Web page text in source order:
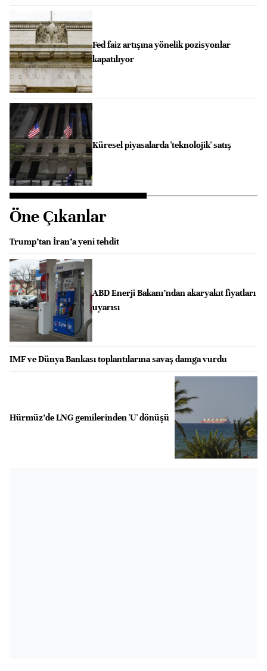
Fed faiz artışına yönelik pozisyonlar
kapatılıyor
Küresel piyasalarda 'teknolojik' satış
Öne Çıkanlar
Trump’tan İran’a yeni tehdit
ABD Enerji Bakanı’ndan akaryakıt fiyatları
uyarısı
IMF ve Dünya Bankası toplantılarına savaş damga vurdu
Hürmüz’de LNG gemilerinden 'U' dönüşü